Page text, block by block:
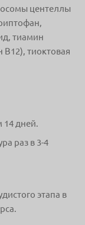
центеллы
тиамин
тиоктовая
14 дней.
раз в 3-4
этапа в